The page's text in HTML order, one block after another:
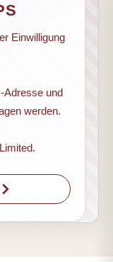
Einwilligung
Adresse und
werden.